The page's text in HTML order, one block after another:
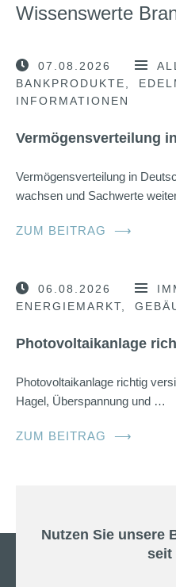
Wissenswerte
07.08.2026
BANKPRODUKTE
INFORMATIONEN
Vermögensverteilung
Vermögensverteilung in
wachsen und Sachwerte
ZUM BEITRAG ⟶
06.08.2026
ENERGIEMARKT
Photovoltaikanlage
Photovoltaikanlage richtig
Hagel, Überspannung und …
ZUM BEITRAG ⟶
Nutzen Sie unsere
seit